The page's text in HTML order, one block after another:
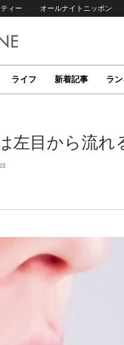
ィー オールナイトニッポン
ライフ 新着記事 ラ
左目から流れ